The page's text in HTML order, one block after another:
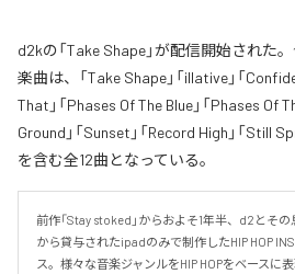
d2kの「Take Shape」が配信開始された
楽曲は、「Take Shape」「illative」「
That」「Phases Of The Blue」「Phases Of
Ground」「Sunset」「Record High」「Still
を含む全12曲となっている。
前作「Stay stoked」からおよそ1年半、d2とそ
から貸与されたipadのみで制作したHIP HOP
ス。様々な音楽ジャンルをHIP HOPをベースに